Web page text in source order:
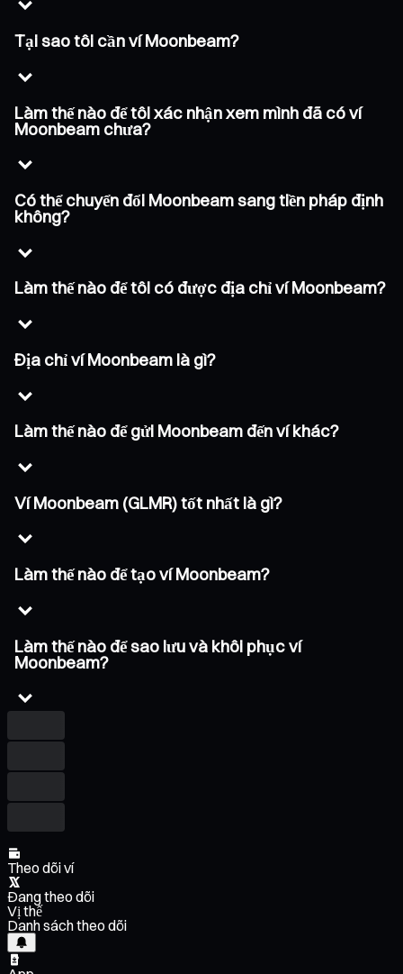
Tại sao tôi cần ví Moonbeam?
Làm thế nào để tôi xác nhận xem mình đã có ví
Moonbeam chưa?
Có thể chuyển đổi Moonbeam sang tiền pháp định
không?
Làm thế nào để tôi có được địa chỉ ví Moonbeam?
Địa chỉ ví Moonbeam là gì?
Làm thế nào để gửi Moonbeam đến ví khác?
Ví Moonbeam (GLMR) tốt nhất là gì?
Làm thế nào để tạo ví Moonbeam?
Làm thế nào để sao lưu và khôi phục ví
Moonbeam?
Theo dõi ví
Đang theo dõi
Vị thế
Danh sách theo dõi